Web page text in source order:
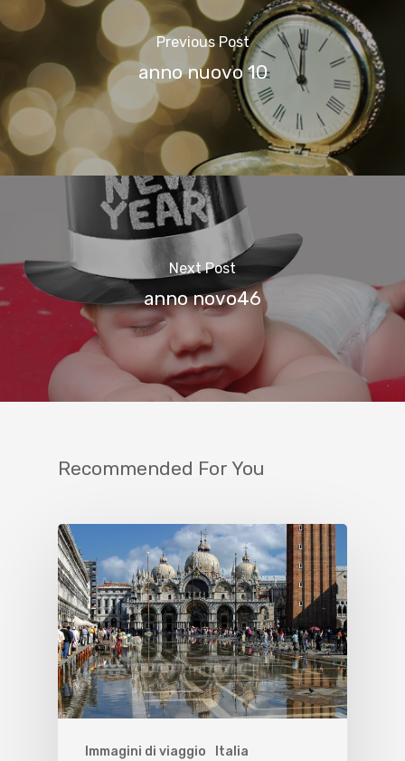
Previous Post
anno nuovo 10
Next Post
anno novo46
Recommended For You
Immagini di viaggio Italia